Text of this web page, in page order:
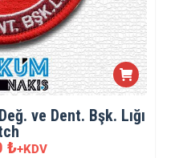
ve Dent. Bşk. Lığı
₺+KDV